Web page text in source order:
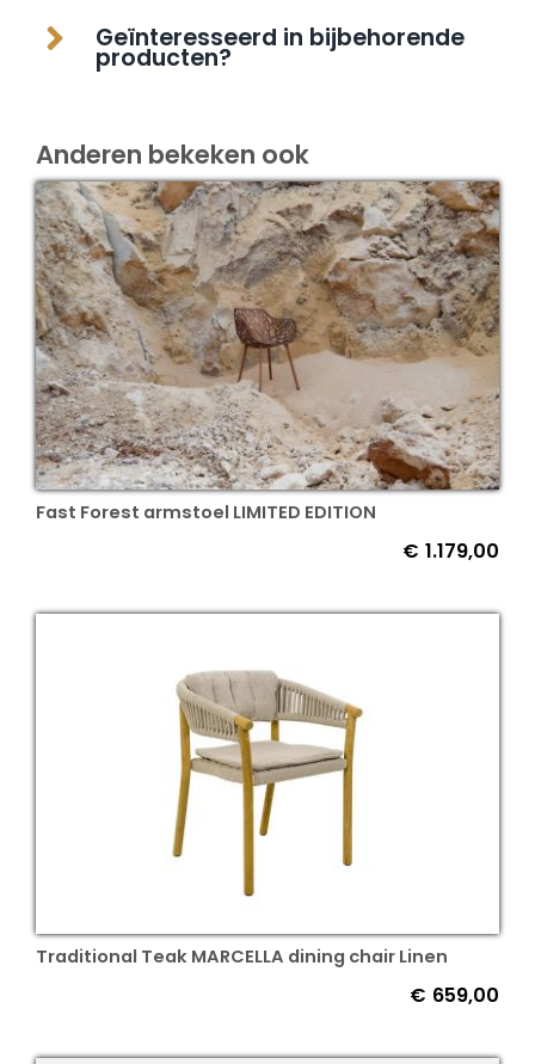
Geïnteresseerd in bijbehorende
producten?
Anderen bekeken ook
Fast Forest armstoel LIMITED EDITION
€ 1.179,00
Traditional Teak MARCELLA dining chair Linen
€ 659,00